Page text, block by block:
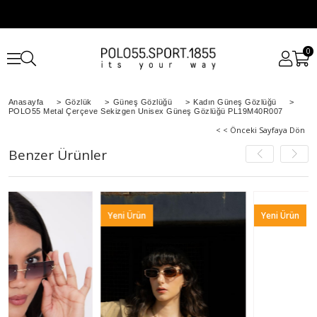
0
Anasayfa > Gözlük > Güneş Gözlüğü > Kadın Güneş Gözlüğü
>
POLO55 Metal Çerçeve Sekizgen Unisex Güneş Gözlüğü PL19M40R007
< < Önceki Sayfaya Dön
Benzer Ürünler
Yeni Ürün Yeni Ürün